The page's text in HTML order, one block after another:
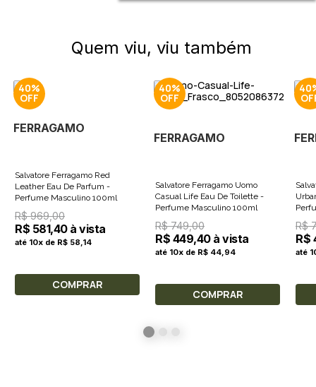
Quem viu, viu também
40%
FERRAGAMO
Salvatore Ferragamo Red
Leather Eau De Parfum -
Perfume Masculino 100ml
R$ 969,00
R$ 581,40 à vista
até 10x de R$ 58,14
COMPRAR
40%
FERRAGAMO
Salvatore Ferragamo Uomo
Casual Life Eau De Toilette -
Perfume Masculino 100ml
R$ 749,00
R$ 449,40 à vista
até 10x de R$ 44,94
COMPRAR
R$
R$
até